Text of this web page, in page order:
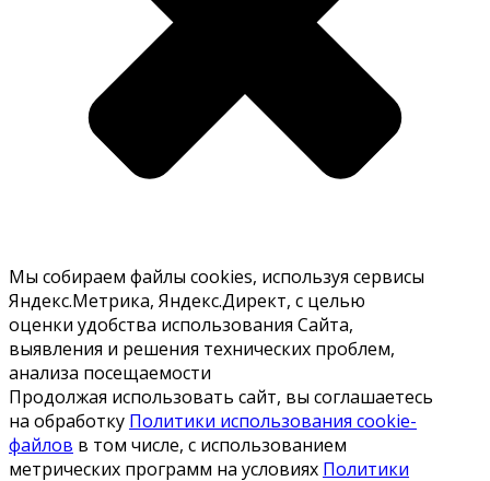
Мы собираем файлы cookies, используя сервисы
Яндекс.Метрика, Яндекс.Директ, с целью
оценки удобства использования Сайта,
выявления и решения технических проблем,
анализа посещаемости
Продолжая использовать сайт, вы соглашаетесь
на обработку Политики использования cookie-
файлов в том числе, с использованием
метрических программ на условиях Политики